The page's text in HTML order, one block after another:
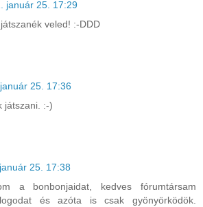
január 25. 17:29
veled! :-DDD
25. 17:36
játszani. :-)
25. 17:38
a bonbonjaidat, kedves fórumtársam
és azóta is csak gyönyörködök.